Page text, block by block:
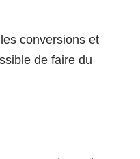
conversions et
de faire du